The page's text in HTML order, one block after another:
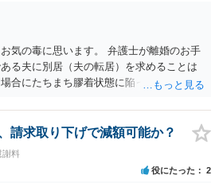
気の毒に思います。 弁護士が離婚のお手
る夫に別居（夫の転居）を求めることは
合にたちまち膠着状態に陥ってしまうの
ご相談者さまが転居する形で離婚協議等
ないことが圧倒的多数です。
請求取り下げで減額可能か？
謝料
役にたった 2